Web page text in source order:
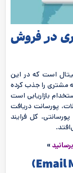
در فروش
است که در این
مشتری را جذب کرده
بازاریابی است
پورسانت دریافت
کل فرایند
»
Email
)